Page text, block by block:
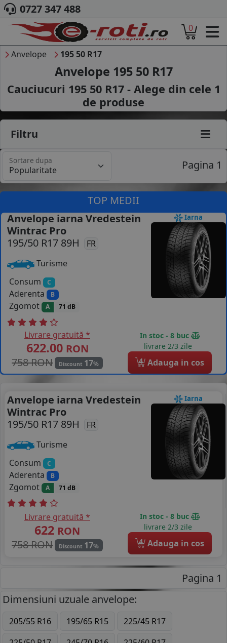
ACASA
DESPRE NOI
ANVELOPE
AUTO
CAMION
MOTO
AGROINDUSTRIALE
MARCA AUTO
B2B - COLABORARE COMPANII
CONTACT
COS (
0 PRODUSE
0727 347 488
0
Anvelope 195 50 R17
Anvelope 195 50 R17
Cauciucuri 195 50 R17 - Alege din cele 1
de produse
Filtru
Sortare dupa Pagina 1
TOP MEDII
Iarna
Anvelope iarna Vredestein
Wintrac Pro
195/50 R17 89H
FR
Turisme
Consum
C
Aderenta B
Zgomot A 71 dB
Livrare gratuită *
622.00 RON
758 RON
Discount 17%
In stoc - 8 buc
livrare 2/3 zile
4 Adauga in cos
Iarna
Anvelope iarna Vredestein
Wintrac Pro
195/50 R17 89H
FR
Turisme
Consum
C
Aderenta B
Zgomot A 71 dB
Livrare gratuită *
622 RON
758 RON
Discount 17%
In stoc - 8 buc
livrare 2/3 zile
4 Adauga in cos
Pagina 1
Dimensiuni uzuale anvelope:
205/55 R16 195/65 R15
225/45 R17